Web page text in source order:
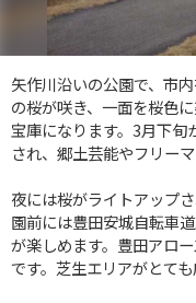
矢作川沿いの公園で、市
の桜が咲き、一面を桜色
宝庫になります。3月下
され、郷土芸能やフリー
夜には桜がライトアップ
園前には豊田安城自転車
が楽しめます。豊田アロ
です。芝生エリアがとて